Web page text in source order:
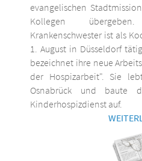
evangelischen
Kollegen
Krankenschwester ist als
1. August in Düsseldorf
bezeichnet ihre neue
der Hospizarbeit". Sie
Osnabrück und baute
Kinderhospizdienst auf.